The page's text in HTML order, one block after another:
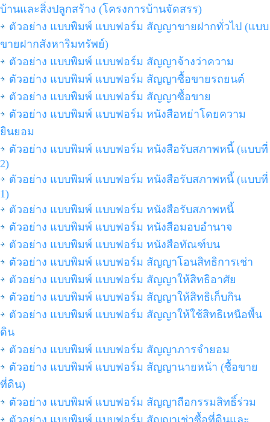
บ้านและสิ่งปลูกสร้าง (โครงการบ้านจัดสรร)
ตัวอย่าง แบบพิมพ์ แบบฟอร์ม สัญญาขายฝากทั่วไป (แบบ
ขายฝากสังหาริมทรัพย์)
ตัวอย่าง แบบพิมพ์ แบบฟอร์ม สัญญาจ้างว่าความ
ตัวอย่าง แบบพิมพ์ แบบฟอร์ม สัญญาซื้อขายรถยนต์
ตัวอย่าง แบบพิมพ์ แบบฟอร์ม สัญญาซื้อขาย
ตัวอย่าง แบบพิมพ์ แบบฟอร์ม หนังสือหย่าโดยความ
ยินยอม
ตัวอย่าง แบบพิมพ์ แบบฟอร์ม หนังสือรับสภาพหนี้ (แบบที่
2)
ตัวอย่าง แบบพิมพ์ แบบฟอร์ม หนังสือรับสภาพหนี้ (แบบที่
1)
ตัวอย่าง แบบพิมพ์ แบบฟอร์ม หนังสือรับสภาพหนี้
ตัวอย่าง แบบพิมพ์ แบบฟอร์ม หนังสือมอบอำนาจ
ตัวอย่าง แบบพิมพ์ แบบฟอร์ม หนังสือทัณฑ์บน
ตัวอย่าง แบบพิมพ์ แบบฟอร์ม สัญญาโอนสิทธิการเช่า
ตัวอย่าง แบบพิมพ์ แบบฟอร์ม สัญญาให้สิทธิอาศัย
ตัวอย่าง แบบพิมพ์ แบบฟอร์ม สัญญาให้สิทธิเก็บกิน
ตัวอย่าง แบบพิมพ์ แบบฟอร์ม สัญญาให้ใช้สิทธิเหนือพื้น
ดิน
ตัวอย่าง แบบพิมพ์ แบบฟอร์ม สัญญาภารจำยอม
ตัวอย่าง แบบพิมพ์ แบบฟอร์ม สัญญานายหน้า (ซื้อขาย
ที่ดิน)
ตัวอย่าง แบบพิมพ์ แบบฟอร์ม สัญญาถือกรรมสิทธิ์ร่วม